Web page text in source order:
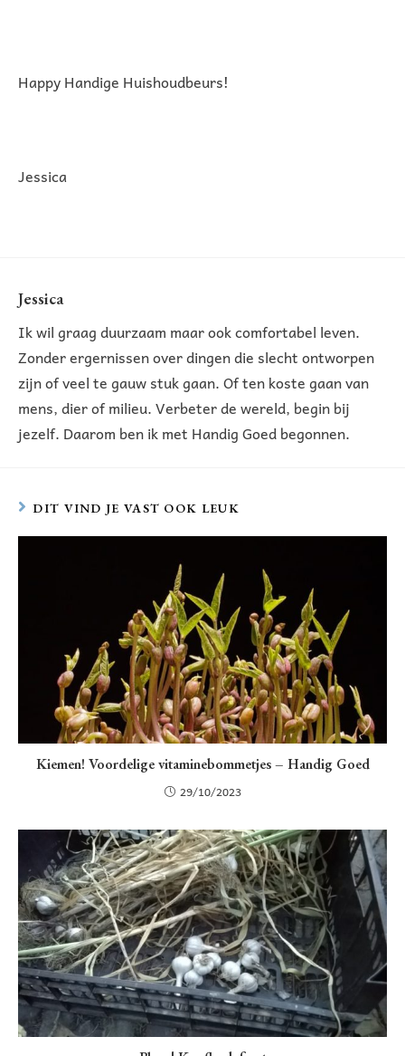
Happy Handige Huishoudbeurs!
Jessica
Jessica
Ik wil graag duurzaam maar ook comfortabel leven.
Zonder ergernissen over dingen die slecht ontworpen
zijn of veel te gauw stuk gaan. Of ten koste gaan van
mens, dier of milieu. Verbeter de wereld, begin bij
jezelf. Daarom ben ik met Handig Goed begonnen.
DIT VIND JE VAST OOK LEUK
Kiemen! Voordelige vitaminebommetjes – Handig Goed
29/10/2023